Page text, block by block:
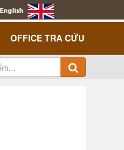
OFFICE TRA CỨU